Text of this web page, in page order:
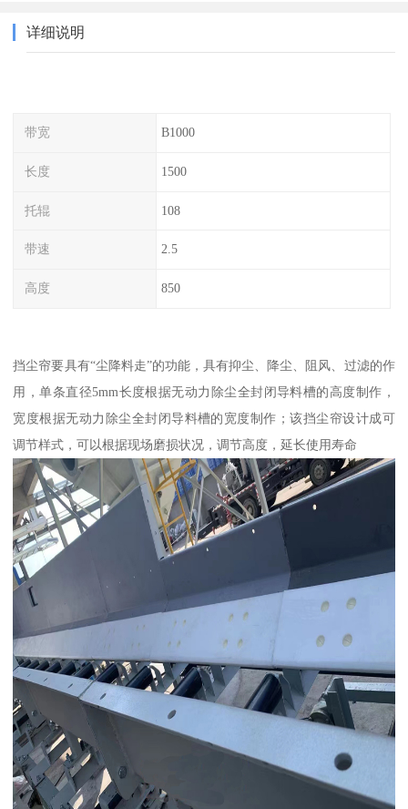
详细说明
带宽 B1000
长度 1500
托辊 108
带速 2.5
高度 850
挡尘帘要具有“尘降料走”的功能，具有抑尘、降尘、阻风、过滤的作
用，单条直径5mm长度根据无动力除尘全封闭导料槽的高度制作，
宽度根据无动力除尘全封闭导料槽的宽度制作；该挡尘帘设计成可
调节样式，可以根据现场磨损状况，调节高度，延长使用寿命